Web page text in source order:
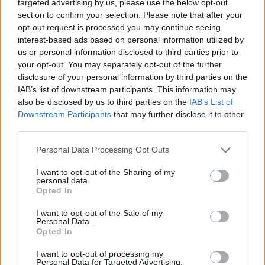
targeted advertising by us, please use the below opt-out
section to confirm your selection. Please note that after your
opt-out request is processed you may continue seeing
interest-based ads based on personal information utilized by
us or personal information disclosed to third parties prior to
your opt-out. You may separately opt-out of the further
disclosure of your personal information by third parties on the
IAB’s list of downstream participants. This information may
also be disclosed by us to third parties on the IAB’s List of
Downstream Participants that may further disclose it to other
Personal Data Processing Opt Outs
I want to opt-out of the Sharing of my
personal data.
Opted In
I want to opt-out of the Sale of my
Personal Data.
Opted In
I want to opt-out of processing my
Personal Data for Targeted Advertising.
ΡΟΗ ΕΙΔΗΣΕΩΝ